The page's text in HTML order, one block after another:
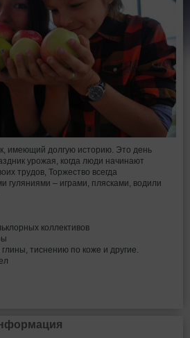
имеющий долгую историю. Это день
урожая, когда люди начинают
трудов, Торжество всегда
гуляниями – играми, плясками, водили
коллективов
тиснению по коже и другие.